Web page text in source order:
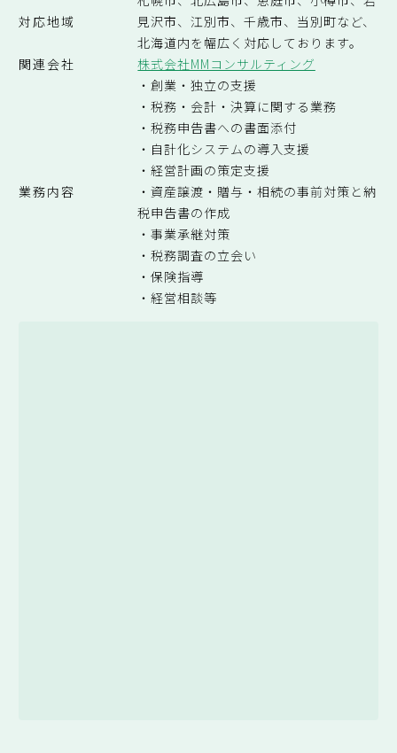
対応地域
見沢市、江別市、千歳市、当別町など、
北海道内を幅広く対応しております。
関連会社
株式会社MMコンサルティング
業務内容
・創業・独立の支援
・税務・会計・決算に関する業務
・税務申告書への書面添付
・自計化システムの導入支援
・経営計画の策定支援
・資産譲渡・贈与・相続の事前対策と納
税申告書の作成
・事業承継対策
・税務調査の立会い
・保険指導
・経営相談等